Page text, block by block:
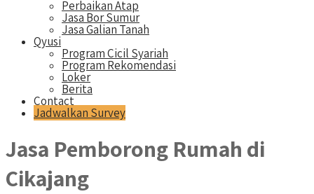
Perbaikan Atap
Jasa Bor Sumur
Jasa Galian Tanah
Qyusi
Program Cicil Syariah
Program Rekomendasi
Loker
Berita
Contact
Jadwalkan Survey
Jasa Pemborong Rumah di
Cikajang